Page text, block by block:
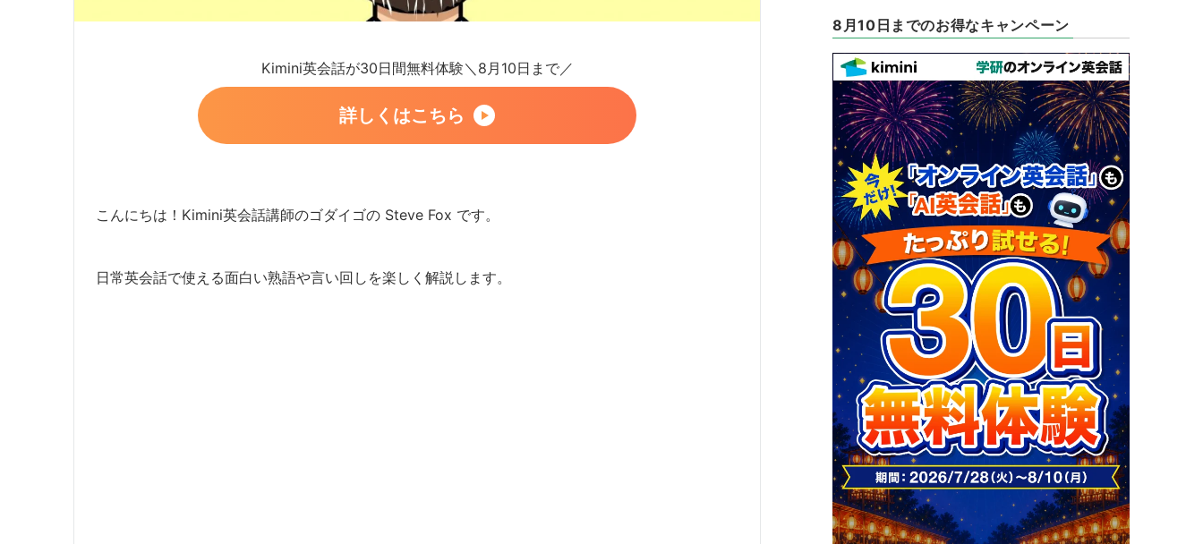
Kimini英会話が30日間無料体験＼8月10日まで／
詳しくはこちら
こんにちは！Kimini英会話講師のゴダイゴの Steve Fox です。
日常英会話で使える面白い熟語や言い回しを楽しく解説します。
8月10日までのお得なキャンペーン